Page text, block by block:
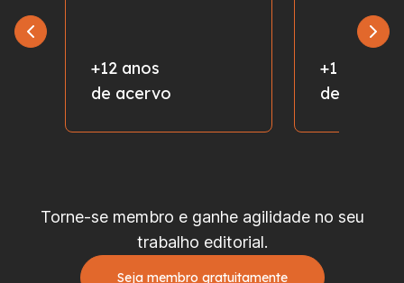
+12 anos
de acervo
+1 milhão
de fotos
Torne-se membro e ganhe agilidade no seu
trabalho editorial.
Seja membro gratuitamente